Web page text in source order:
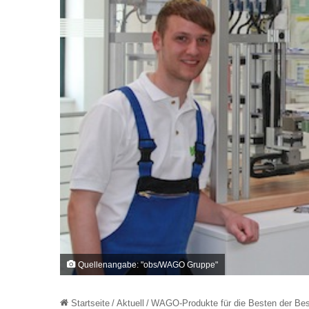
Quellenangabe: "obs/WAGO Gruppe"
Startseite / Aktuell / WAGO-Produkte für die Besten der